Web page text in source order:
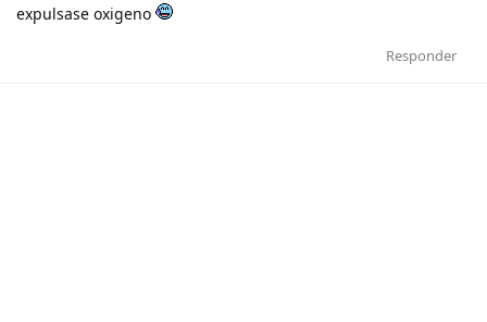
expulsase oxigeno
Responder